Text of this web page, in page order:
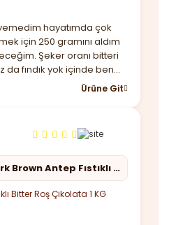
hayatımda çok
için 250 gramını aldım
Şeker oranı bitteri
fındık yok içinde ben
kaçırmasın derim.
Ürüne Git
Dark Brown Antep Fıstıklı Bitter Roş Çikolata 1 KG